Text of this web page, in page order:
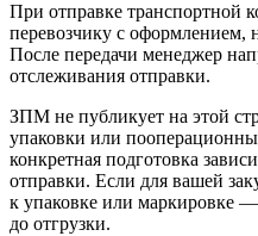
При отправке транспортной
перевозчику с оформлением,
После передачи менеджер
отслеживания отправки.
ЗПМ не публикует на этой
упаковки или
конкретная подготовка
отправки. Если для вашей
к упаковке или маркировке
до отгрузки.